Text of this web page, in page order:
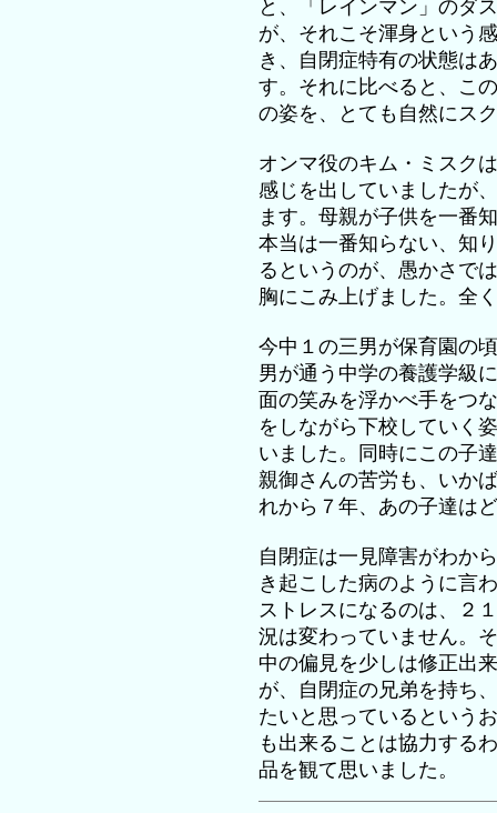
と、「レインマン」のダ
が、それこそ渾身という
き、自閉症特有の状態は
す。それに比べると、こ
の姿を、とても自然にス
オンマ役のキム・ミスク
感じを出していましたが
ます。母親が子供を一番
本当は一番知らない、知
るというのが、愚かさで
胸にこみ上げました。全
今中１の三男が保育園の
男が通う中学の養護学級
面の笑みを浮かべ手をつ
をしながら下校していく
いました。同時にこの子
親御さんの苦労も、いか
れから７年、あの子達は
自閉症は一見障害がわか
き起こした病のように言
ストレスになるのは、２
況は変わっていません。
中の偏見を少しは修正出
が、自閉症の兄弟を持ち
たいと思っているという
も出来ることは協力する
品を観て思いました。